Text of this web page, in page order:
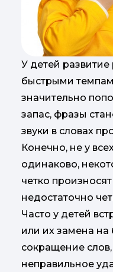
У детей
быстрыми
значительно
запас, фразы
звуки в словах
Конечно, не у
одинаково,
четко
недостаточно
Часто у детей
или их замена на
сокращение слов,
неправильное